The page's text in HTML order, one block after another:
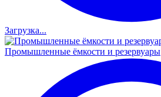
Загрузка...
Промышленные ёмкости и резервуары